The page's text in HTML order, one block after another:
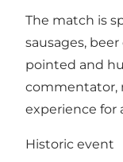
The match is
sausages,
pointed and
commentator,
experience for
Historic event